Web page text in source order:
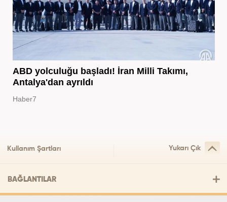
ABD yolculuğu başladı! İran Milli Takımı,
Antalya'dan ayrıldı
Haber7
Kullanım Şartları Yukarı Çık
BAĞLANTILAR